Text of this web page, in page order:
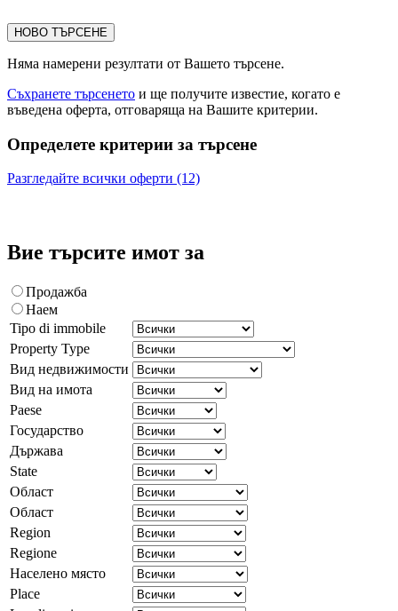
НОВО ТЪРСЕНЕ
Няма намерени резултати от Вашето търсене.
Съхранете търсенето и ще получите известие, когато е
въведена оферта, отговаряща на Вашите критерии.
Определете критерии за търсене
Разгледайте всички оферти (12)
Вие търсите имот за
Продажба
Наем
Tipo di immobile
Property Type
Вид недвижимости
Вид на имота
Paese
Государство
Държава
State
Област
Област
Region
Regione
Населено място
Place